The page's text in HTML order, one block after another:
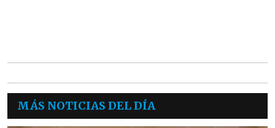
MÁS NOTICIAS DEL DÍA